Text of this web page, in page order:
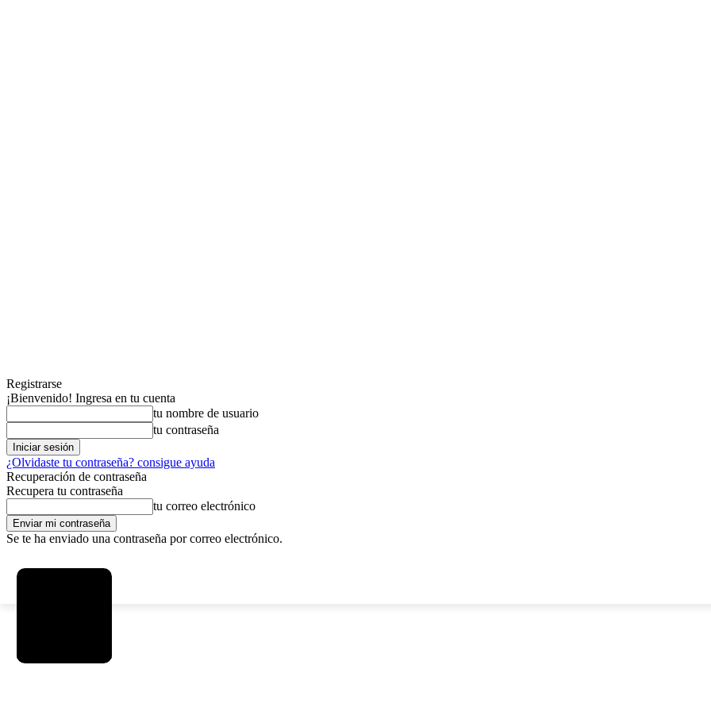
Registrarse
¡Bienvenido! Ingresa en tu cuenta
tu nombre de usuario
tu contraseña
¿Olvidaste tu contraseña? consigue ayuda
Recuperación de contraseña
Recupera tu contraseña
tu correo electrónico
Se te ha enviado una contraseña por correo electrónico.